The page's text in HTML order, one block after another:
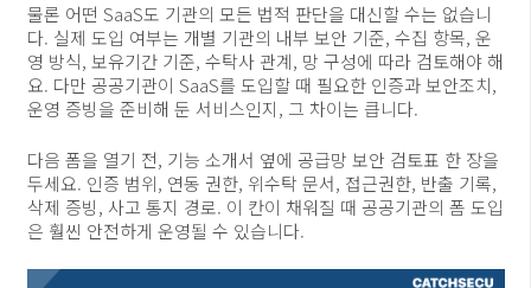
물론 어떤 SaaS도 기관의 모든 법적 판단을 대신할 수는 없습니
다. 실제 도입 여부는 개별 기관의 내부 보안 기준, 수집 항목, 운
영 방식, 보유기간 기준, 수탁사 관계, 망 구성에 따라 검토해야 해
요. 다만 공공기관이 SaaS를 도입할 때 필요한 인증과 보안조치,
운영 증빙을 준비해 둔 서비스인지, 그 차이는 큽니다.
다음 폼을 열기 전, 기능 소개서 옆에 공급망 보안 검토표 한 장을
두세요. 인증 범위, 연동 권한, 위수탁 문서, 접근권한, 반출 기록,
삭제 증빙, 사고 통지 경로. 이 칸이 채워질 때 공공기관의 폼 도입
은 훨씬 안전하게 운영될 수 있습니다.